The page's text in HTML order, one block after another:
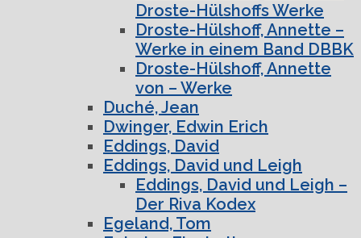
Droste-Hülshoffs Werke
Droste-Hülshoff, Annette –
Werke in einem Band DBBK
Droste-Hülshoff, Annette
von – Werke
Duché, Jean
Dwinger, Edwin Erich
Eddings, David
Eddings, David und Leigh
Eddings, David und Leigh –
Der Riva Kodex
Egeland, Tom